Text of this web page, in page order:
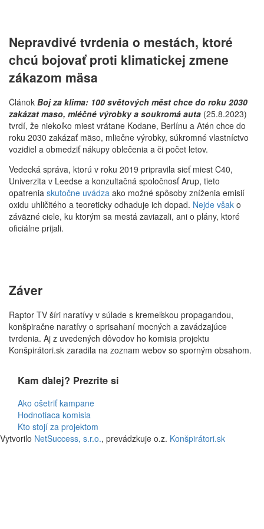
Nepravdivé tvrdenia o mestách, ktoré
chcú bojovať proti klimatickej zmene
zákazom mäsa
Článok Boj za klima: 100 světových měst chce do roku 2030
zakázat maso, mléčné výrobky a soukromá auta (25.8.2023)
tvrdí, že niekoľko miest vrátane Kodane, Berlínu a Atén chce do
roku 2030 zakázať mäso, mliečne výrobky, súkromné vlastníctvo
vozidiel a obmedziť nákupy oblečenia a či počet letov.
Vedecká správa, ktorú v roku 2019 pripravila sieť miest C40,
Univerzita v Leedse a konzultačná spoločnosť Arup, tieto
opatrenia skutočne uvádza ako možné spôsoby zníženia emisií
oxidu uhličitého a teoreticky odhaduje ich dopad. Nejde však o
záväzné ciele, ku ktorým sa mestá zaviazali, ani o plány, ktoré
oficiálne prijali.
Záver
Raptor TV šíri naratívy v súlade s kremeľskou propagandou,
konšpiračne naratívy o sprisahaní mocných a zavádzajúce
tvrdenia. Aj z uvedených dôvodov ho komisia projektu
Konšpirátori.sk zaradila na zoznam webov so sporným obsahom.
Kam ďalej? Prezrite si
Ako ošetriť kampane
Hodnotiaca komisia
Kto stojí za projektom
Vytvorilo NetSuccess, s.r.o., prevádzkuje o.z. Konšpirátori.sk